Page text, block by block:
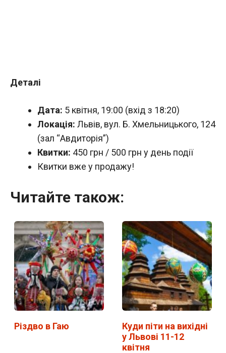
Деталі
Дата: 5 квітня, 19:00 (вхід з 18:20)
Локація: Львів, вул. Б. Хмельницького, 124
(зал “Авдиторія”)
Квитки: 450 грн / 500 грн у день події
Квитки вже у продажу!
Читайте також:
Різдво в Гаю
Куди піти на вихідні
у Львові 11-12
квітня